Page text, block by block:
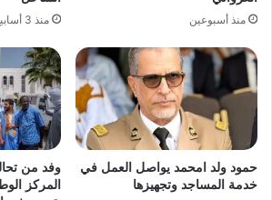
منذ أسبوعين منذ 3 أسابيع
حمود ولد امحمد يواصل العمل في
خدمة المساجد وتجهيزها
وفد من
المركز